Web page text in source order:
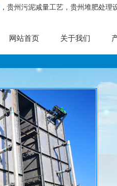
，贵州污泥减量工艺，贵州堆肥处理
网站首页 关于我们